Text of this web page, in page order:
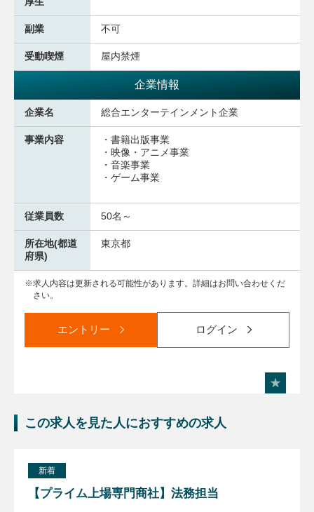
副業 不可
受動喫煙 屋内禁煙
企業情報
企業名 総合エンターテインメント企業
事業内容
・書籍出版事業
・映像・アニメ事業
・音楽事業
・ゲーム事業
従業員数 50名～
所在地(都道
府県)
東京都
求人内容は更新される可能性があります。詳細はお問い合わせくだ
さい。
エントリー ログイン
この求人を見た人におすすめの求人
新着
【プライム上場専門商社】法務担当